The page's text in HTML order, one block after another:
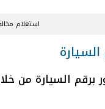
استعلام
برقم السيارة من